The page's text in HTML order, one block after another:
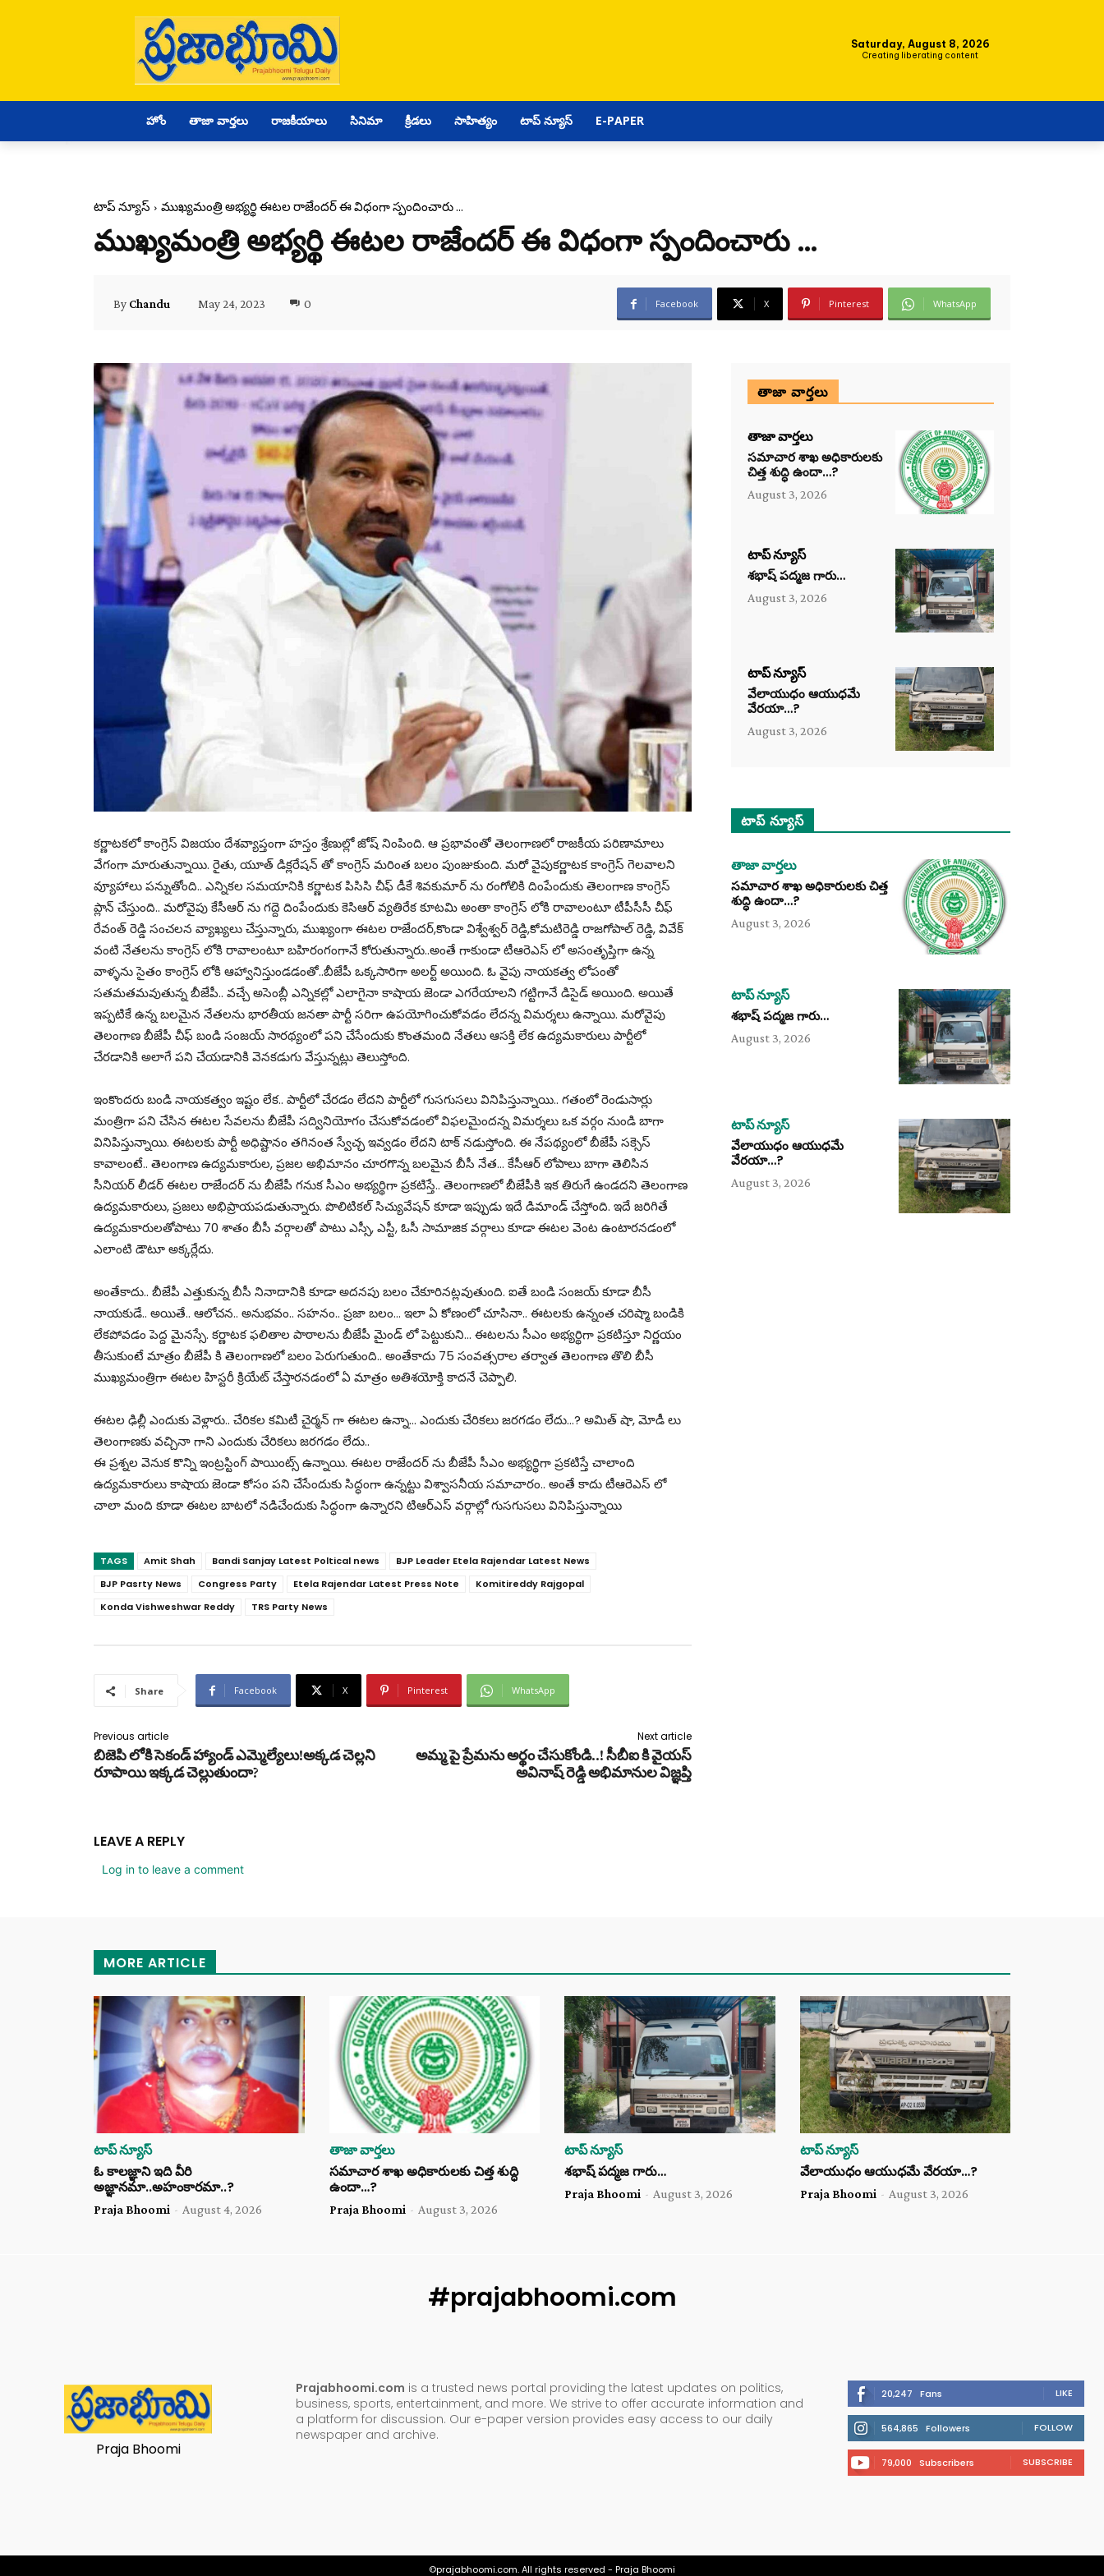
Saturday, August 8, 2026
Creating liberating content
హోం తాజా వార్తలు రాజకీయాలు సినిమా క్రీడలు సాహిత్యం టాప్ న్యూస్ E-PAPER
టాప్ న్యూస్ ముఖ్యమంత్రి అభ్యర్థి ఈటల రాజేందర్ ఈ విధంగా స్పందించారు …
ముఖ్యమంత్రి అభ్యర్థి ఈటల రాజేందర్ ఈ విధంగా స్పందించారు …
By Chandu May 24, 2023 0 Facebook X Pinterest WhatsApp
కర్ణాటకలో కాంగ్రెస్ విజయం దేశవ్యాప్తంగా హస్తం శ్రేణుల్లో జోష్ నింపింది. ఆ ప్రభావంతో తెలంగాణలో రాజకీయ పరిణామాలు
వేగంగా మారుతున్నాయి. రైతు, యూత్ డిక్లరేషన్ తో కాంగ్రెస్ మరింత బలం పుంజుకుంది. మరో వైపుకర్ణాటక కాంగ్రెస్ గెలవాలని
వ్యూహాలు పన్నుతోంది.. ఎన్నికల సమయానికి కర్ణాటక పిసిసి చీఫ్ డీకే శివకుమార్ ను రంగోలికి దింపేందుకు తెలంగాణ కాంగ్రెస్
ప్లాన్ చేస్తుంది.. మరోవైపు కేసీఆర్ ను గద్దె దింపేందుకు కెసిఆర్ వ్యతిరేక కూటమి అంతా కాంగ్రెస్ లోకి రావాలంటూ టీపీసీసీ చీఫ్
రేవంత్ రెడ్డి సంచలన వ్యాఖ్యలు చేస్తున్నారు, ముఖ్యంగా ఈటల రాజేందర్,కొండా విశ్వేశ్వర్ రెడ్డి,కోమటిరెడ్డి రాజగోపాల్ రెడ్డి, వివేక్
వంటి నేతలను కాంగ్రెస్ లోకి రావాలంటూ బహిరంగంగానే కోరుతున్నారు..అంతే గాకుండా టీఆరెఎస్ లో అసంతృప్తిగా ఉన్న
వాళ్ళను సైతం కాంగ్రెస్ లోకి ఆహ్వానిస్తుండడంతో..బీజేపీ ఒక్కసారిగా అలర్ట్ అయింది. ఓ వైపు నాయకత్వ లోపంతో
సతమతమవుతున్న బీజేపీ.. వచ్చే అసెంబ్లీ ఎన్నికల్లో ఎలాగైనా కాషాయ జెండా ఎగరేయాలని గట్టిగానే డిసైడ్ అయింది. అయితే
ఇప్పటికే ఉన్న బలమైన నేతలను భారతీయ జనతా పార్టీ సరిగా ఉపయోగించుకోవడం లేదన్న విమర్శలు ఉన్నాయి. మరోవైపు
తెలంగాణ బీజేపీ చీఫ్ బండి సంజయ్ సారథ్యంలో పని చేసేందుకు కొంతమంది నేతలు ఆసక్తి లేక ఉద్యమకారులు పార్టీలో
చేరడానికి అలాగే పని చేయడానికి వెనకడుగు వేస్తున్నట్లు తెలుస్తోంది.
ఇంకొందరు బండి నాయకత్వం ఇష్టం లేక.. పార్టీలో చేరడం లేదని పార్టీలో గుసగుసలు వినిపిస్తున్నాయి.. గతంలో రెండుసార్లు
మంత్రిగా పని చేసిన ఈటల సేవలను బీజేపీ సద్వినియోగం చేసుకోవడంలో విఫలమైందన్న విమర్శలు ఒక వర్గం నుండి బాగా
వినిపిస్తున్నాయి. ఈటలకు పార్టీ అధిష్టానం తగినంత స్వేచ్ఛ ఇవ్వడం లేదని టాక్ నడుస్తోంది. ఈ నేపథ్యంలో బీజేపీ సక్సెస్
కావాలంటే.. తెలంగాణ ఉద్యమకారుల, ప్రజల అభిమానం చూరగొన్న బలమైన బీసీ నేత… కేసీఆర్ లోపాలు బాగా తెలిసిన
సీనియర్ లీడర్ ఈటల రాజేందర్ ను బీజేపీ గనుక సీఎం అభ్యర్థిగా ప్రకటిస్తే.. తెలంగాణలో బీజేపీకి ఇక తిరుగే ఉండదని తెలంగాణ
ఉద్యమకారులు, ప్రజలు అభిప్రాయపడుతున్నారు. పొలిటికల్ సిచ్యువేషన్ కూడా ఇప్పుడు ఇదే డిమాండ్ చేస్తోంది. ఇదే జరిగితే
ఉద్యమకారులతోపాటు 70 శాతం బీసీ వర్గాలతో పాటు ఎస్సీ, ఎస్టీ, ఓసీ సామాజిక వర్గాలు కూడా ఈటల వెంట ఉంటారనడంలో
ఎలాంటి డౌటూ అక్కర్లేదు.
అంతేకాదు.. బీజేపీ ఎత్తుకున్న బీసీ నినాదానికి కూడా అదనపు బలం చేకూరినట్లవుతుంది. ఐతే బండి సంజయ్ కూడా బీసీ
నాయకుడే.. అయితే.. ఆలోచన.. అనుభవం.. సహనం.. ప్రజా బలం… ఇలా ఏ కోణంలో చూసినా.. ఈటలకు ఉన్నంత చరిష్మా బండికి
లేకపోవడం పెద్ద మైనస్సే. కర్ణాటక ఫలితాల పాఠాలను బీజేపీ మైండ్ లో పెట్టుకుని… ఈటలను సీఎం అభ్యర్థిగా ప్రకటిస్తూ నిర్ణయం
తీసుకుంటే మాత్రం బీజేపీ కి తెలంగాణలో బలం పెరుగుతుంది.. అంతేకాదు 75 సంవత్సరాల తర్వాత తెలంగాణ తొలి బీసీ
ముఖ్యమంత్రిగా ఈటల హిస్టరీ క్రియేట్ చేస్తారనడంలో ఏ మాత్రం అతిశయోక్తి కాదనే చెప్పాలి.
ఈటల ఢిల్లీ ఎందుకు వెళ్లారు.. చేరికల కమిటీ చైర్మన్ గా ఈటల ఉన్నా… ఎందుకు చేరికలు జరగడం లేదు…? అమిత్ షా, మోడీ లు
తెలంగాణకు వచ్చినా గాని ఎందుకు చేరికలు జరగడం లేదు..
ఈ ప్రశ్నల వెనుక కొన్ని ఇంట్రస్టింగ్ పాయింట్స్ ఉన్నాయి. ఈటల రాజేందర్ ను బీజేపీ సీఎం అభ్యర్థిగా ప్రకటిస్తే చాలాంది
ఉద్యమకారులు కాషాయ జెండా కోసం పని చేసేందుకు సిద్ధంగా ఉన్నట్టు విశ్వాసనీయ సమాచారం.. అంతే కాదు టీఆరెఎస్ లో
చాలా మంది కూడా ఈటల బాటలో నడిచేందుకు సిద్ధంగా ఉన్నారని టిఆర్ఎస్ వర్గాల్లో గుసగుసలు వినిపిస్తున్నాయి
TAGS Amit Shah Bandi Sanjay Latest Poltical news
BJP Leader Etela Rajendar Latest News
BJP Pasrty News
Congress Party Etela Rajendar Latest Press Note
Komitireddy Rajgopal
Konda Vishweshwar Reddy
TRS Party News
Share Facebook X Pinterest WhatsApp
Previous article
బిజెపి లోకి సెకండ్ హ్యాండ్ ఎమ్మెల్యేలు!అక్కడ చెల్లని
రూపాయి ఇక్కడ చెల్లుతుందా?
Next article
అమ్మ పై ప్రేమను అర్థం చేసుకోండి..! సీబీఐ కి వైయస్
అవినాష్ రెడ్డి అభిమానుల విజ్ఞప్తి
LEAVE A REPLY
Log in to leave a comment
తాజా వార్తలు
తాజా వార్తలు
సమాచార శాఖ అధికారులకు
చిత్త శుద్ధి ఉందా…?
August 3, 2026
టాప్ న్యూస్
శభాష్ పద్మజ గారు…
August 3, 2026
టాప్ న్యూస్
వేలాయుధం ఆయుధమే
వేరయా…?
August 3, 2026
టాప్ న్యూస్
తాజా వార్తలు
సమాచార శాఖ అధికారులకు చిత్త
శుద్ధి ఉందా…?
August 3, 2026
టాప్ న్యూస్
శభాష్ పద్మజ గారు…
August 3, 2026
టాప్ న్యూస్
వేలాయుధం ఆయుధమే
వేరయా…?
August 3, 2026
MORE ARTICLE
టాప్ న్యూస్
ఓ కాలజ్ఞాని ఇది వీరి
అజ్ఞానమా..అహంకారమా..?
Praja Bhoomi - August 4, 2026
తాజా వార్తలు
సమాచార శాఖ అధికారులకు చిత్త శుద్ధి
ఉందా…?
Praja Bhoomi - August 3, 2026
టాప్ న్యూస్
శభాష్ పద్మజ గారు…
Praja Bhoomi - August 3, 2026
టాప్ న్యూస్
వేలాయుధం ఆయుధమే వేరయా…?
Praja Bhoomi - August 3, 2026
#prajabhoomi.com
Praja Bhoomi
Prajabhoomi.com is a trusted news portal providing the latest updates on politics,
business, sports, entertainment, and more. We strive to offer accurate information and
a platform for discussion. Our e-paper version provides easy access to our daily
newspaper and archive.
20,247 Fans LIKE
564,865 Followers FOLLOW
79,000 Subscribers SUBSCRIBE
©prajabhoomi.com. All rights reserved - Praja Bhoomi